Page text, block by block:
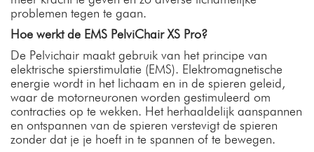
problemen tegen te gaan.
Hoe werkt de EMS PelviChair XS Pro?
De Pelvichair maakt gebruik van het principe van
elektrische spierstimulatie (EMS). Elektromagnetische
energie wordt in het lichaam en in de spieren geleid,
waar de motorneuronen worden gestimuleerd om
contracties op te wekken. Het herhaaldelijk aanspannen
en ontspannen van de spieren verstevigt de spieren
zonder dat je je hoeft in te spannen of te bewegen.